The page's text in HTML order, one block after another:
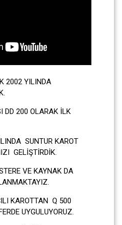
2002 YILINDA
DD 200 OLARAK İLK
SUNTUR KAROT
GELİŞTİRDİK.
VE KAYNAK DA
KAROTTAN Q 500
UYGULUYORUZ.